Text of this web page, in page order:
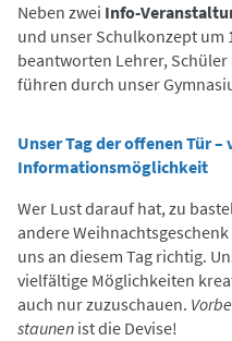
Neben zwei Info-
und unser Schulkonzept um
beantworten Lehrer,
führen durch unser
Unser Tag der offenen Tür
Informationsmöglichkeit
Wer Lust darauf hat, zu
andere
uns an diesem Tag richtig.
vielfältige Möglichkeiten
auch nur zuzuschauen.
staunen ist die Devise!